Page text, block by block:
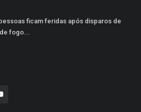
ficam feridas após disparos de
fogo...